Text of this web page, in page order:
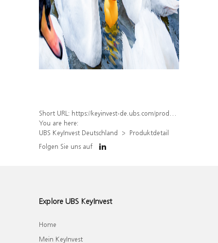
Short URL: https://keyinvest-de.ubs.com/produkt/detail/index/isin/DE000WA3UUT1
You are here:
UBS KeyInvest Deutschland
Produktdetail
Folgen Sie uns auf
Explore UBS KeyInvest
Home
Mein KeyInvest